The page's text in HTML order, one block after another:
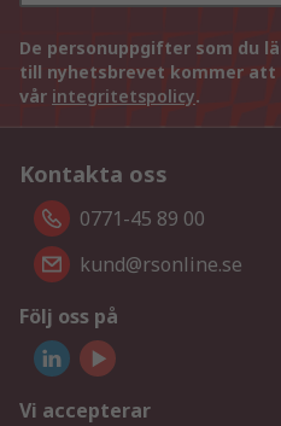
De personuppgifter som du
till nyhetsbrevet kommer att
vår integritetspolicy.
Kontakta oss
0771-45 89 00
kund@rsonline.se
Följ oss på
Vi accepterar